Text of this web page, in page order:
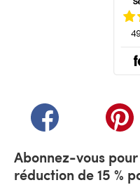
(s'ouvre dans un
Abonnez-vous
réduction de 15 %